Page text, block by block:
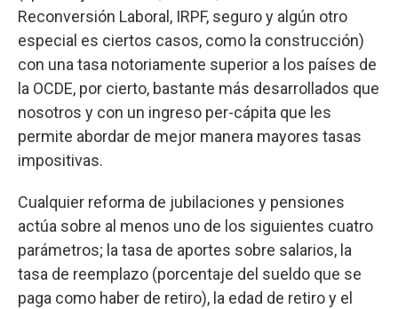
Reconversión Laboral, IRPF, seguro y algún otro
especial es ciertos casos, como la construcción)
con una tasa notoriamente superior a los países de
la OCDE, por cierto, bastante más desarrollados que
nosotros y con un ingreso per-cápita que les
permite abordar de mejor manera mayores tasas
impositivas.
Cualquier reforma de jubilaciones y pensiones
actúa sobre al menos uno de los siguientes cuatro
parámetros; la tasa de aportes sobre salarios, la
tasa de reemplazo (porcentaje del sueldo que se
paga como haber de retiro), la edad de retiro y el